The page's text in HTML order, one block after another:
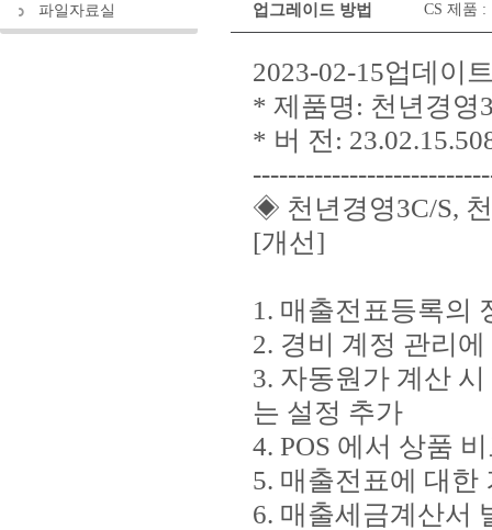
파일자료실 업그레이드 방법 CS 제품
2023-02-15업데이
* 제품명: 천년경영
* 버 전:
◈ 천년경영3C/S,
[개선]
1. 매출전표등록의
2. 경비 계정 관리
3. 자동원가 계산
는 설정 추가
4. POS 에서 상품
5. 매출전표에 대한
6. 매출세금계산서